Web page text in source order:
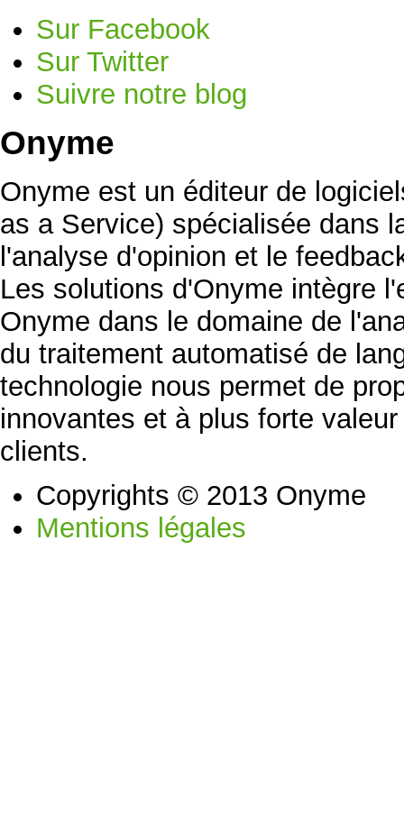
Sur Facebook
Sur Twitter
Suivre notre blog
Onyme
Onyme est un éditeur de
as a Service) spécialisée dans
l'analyse d'opinion et le
Les solutions d'Onyme intègre
Onyme dans le domaine de
du traitement automatisé de
technologie nous permet de
innovantes et à plus forte
clients.
Copyrights © 2013 Onyme
Mentions légales